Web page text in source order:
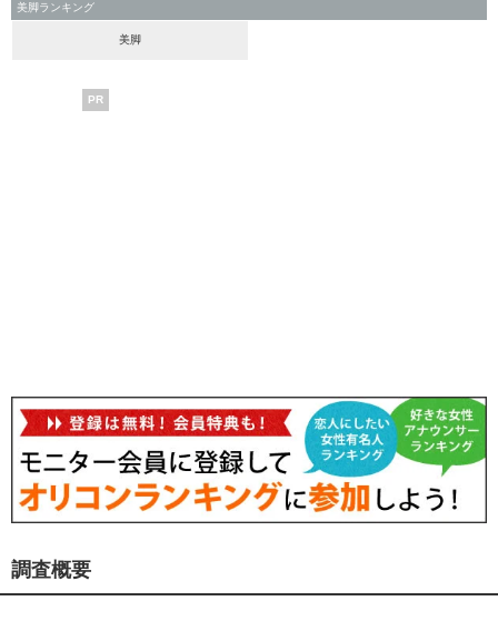
美脚ランキング
美脚
PR
調査概要